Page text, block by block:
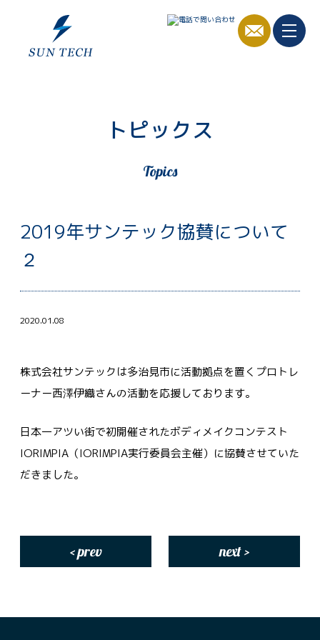
トピックス
Topics
2019年サンテック協賛について
２
2020.01.08
株式会社サンテックは多治見市に活動拠点を置くプロトレ
ーナー西澤伊織さんの活動を応援しております。
日本一アツい街で初開催されたボディメイクコンテスト
IORIMPIA（IORIMPIA実行委員会主催）に協賛させていた
だきました。
< prev next >